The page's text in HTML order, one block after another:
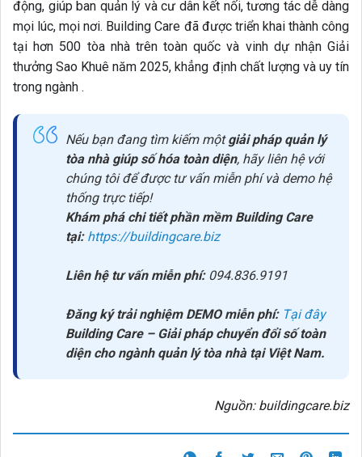
động, giúp ban quản lý và cư dân kết nối, tương tác dễ dàng
mọi lúc, mọi nơi. Building Care đã được triển khai thành công
tại hơn 500 tòa nhà trên toàn quốc và vinh dự nhận Giải
thưởng Sao Khuê năm 2025, khẳng định chất lượng và uy tín
trong ngành .
Nếu bạn đang tìm kiếm mộtgiải pháp quản lý
tòa nhà giúp số hóa toàn diện, hãy liên hệ với
chúng tôi để được tư vấn miễn phí và demo hệ
thống trực tiếp!
Khám phá chi tiết phần mềm Building Care
tại: https://buildingcare.biz
Liên hệ tư vấn miễn phí:094.836.9191
Đăng ký trải nghiệm DEMO miễn phí: Tại đây
Building Care – Giải pháp chuyển đổi số toàn
diện cho ngành quản lý tòa nhà tại Việt Nam.
Nguồn: buildingcare.biz